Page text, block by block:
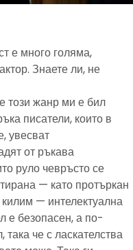
е много голяма,
Знаете ли, не
този жанр ми е бил
писатели, които в
увесват
от ръкава
руло чевръсто се
— като протъркан
— интелектуална
е безопасен, а по-
че с ласкателства